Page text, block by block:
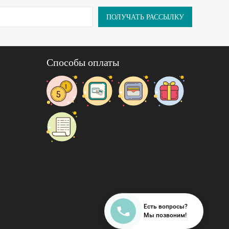
(2шт)
(Китай)
ПОЛУЧАТЬ РАССЫЛКУ
Способы оплаты
Есть вопросы?
Мы позвоним!